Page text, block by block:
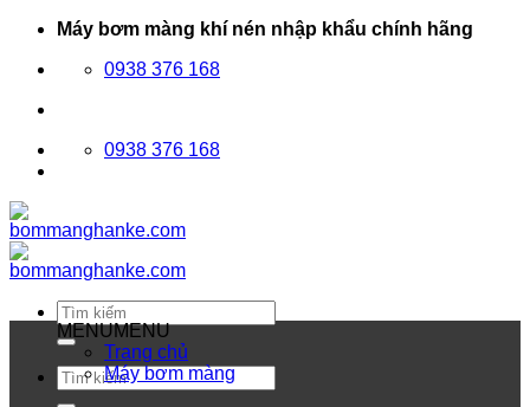
Máy bơm màng khí nén nhập khẩu chính hãng
0938 376 168
0938 376 168
Tìm
kiếm:
Tìm
kiếm:
MENUMENU
Trang chủ
Máy bơm màng